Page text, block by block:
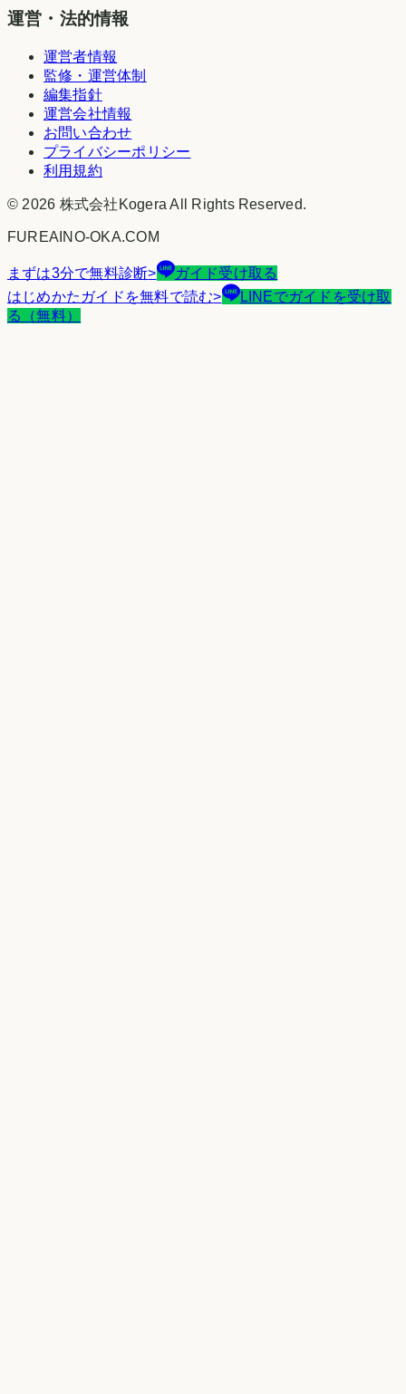
運営・法的情報
運営者情報
監修・運営体制
編集指針
運営会社情報
お問い合わせ
プライバシーポリシー
利用規約
© 2026 株式会社Kogera All Rights Reserved.
FUREAINO-OKA.COM
まずは3分で無料診断>
ガイド受け取る
はじめかたガイドを無料で読む>
LINEでガイドを受け取
る（無料）